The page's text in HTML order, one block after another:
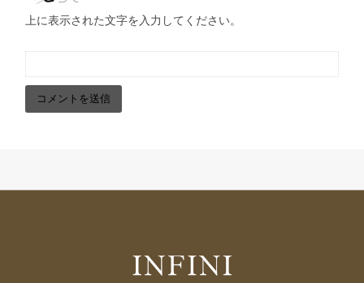
上に表示された文字を入力してください。